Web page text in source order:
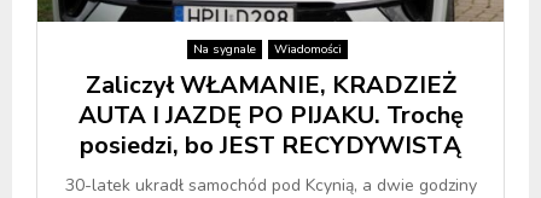
Na sygnale Wiadomości
Zaliczył WŁAMANIE, KRADZIEŻ
AUTA I JAZDĘ PO PIJAKU. Trochę
posiedzi, bo JEST RECYDYWISTĄ
30-latek ukradł samochód pod Kcynią, a dwie godziny